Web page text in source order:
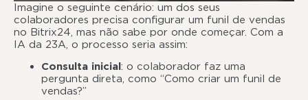
Imagine o seguinte cenário: um dos seus
colaboradores precisa configurar um funil de vendas
no Bitrix24, mas não sabe por onde começar. Com a
IA da 23A, o processo seria assim:
Consulta inicial : o colaborador faz uma
pergunta direta, como “Como criar um funil de
vendas?”